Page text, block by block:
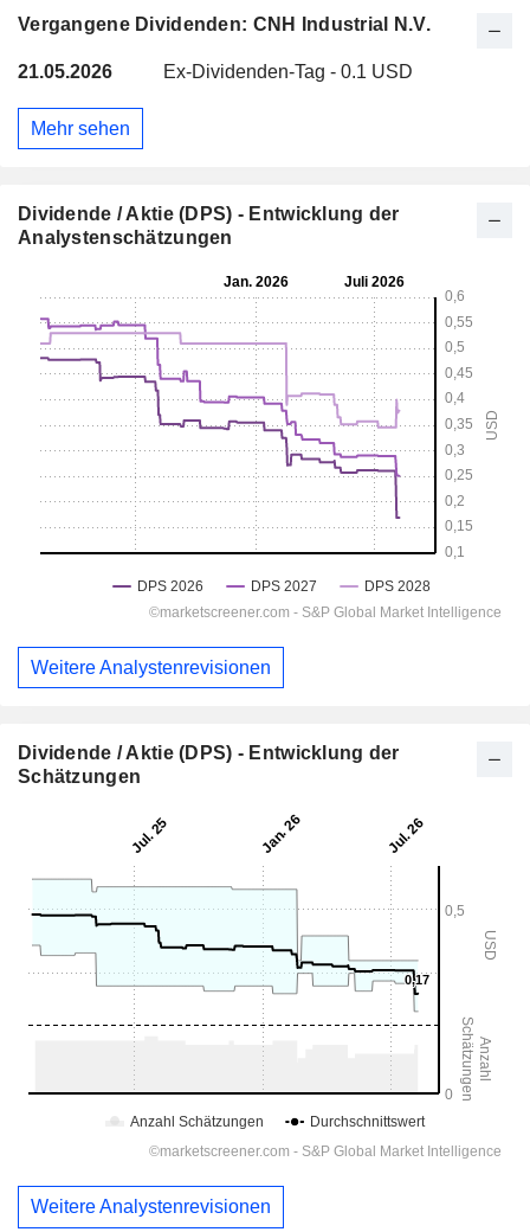
Vergangene Dividenden: CNH Industrial N.V.
21.05.2026 Ex-Dividenden-Tag - 0.1 USD
Mehr sehen
Dividende / Aktie (DPS) - Entwicklung der
Analystenschätzungen
Weitere Analystenrevisionen
Dividende / Aktie (DPS) - Entwicklung der
Schätzungen
Weitere Analystenrevisionen